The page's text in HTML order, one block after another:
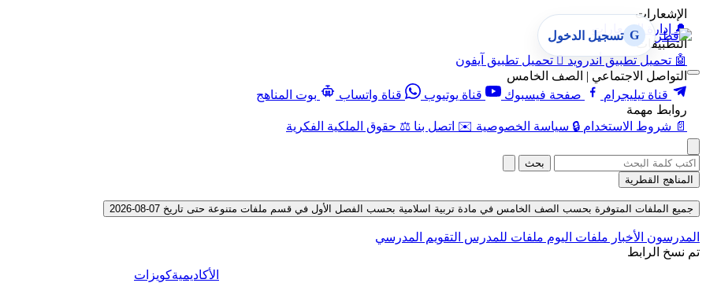
الإشعارات
🔔 إدارة الإشعارات
التطبيقات
🤖 تحميل تطبيق أندرويد  تحميل تطبيق آيفون
التواصل الاجتماعي | الصف الخامس
قناة تيليجرام
صفحة فيسبوك قناة يوتيوب قناة واتساب
بوت المناهج
روابط مهمة
📄 شروط الاستخدام 🔒 سياسة الخصوصية ✉️ اتصل بنا ⚖️ حقوق الملكية الفكرية
G تسجيل الدخول
بحث
المناهج القطرية
جميع الملفات المتوفرة بحسب الصف الخامس في مادة تربية اسلامية بحسب الفصل الأول في قسم ملفات متنوعة حتى تاريخ 07-08-2026
المدرسون الأخبار ملفات اليوم ملفات للمدرس التقويم المدرسي
تم نسخ الرابط
الأكاديميةكويزات